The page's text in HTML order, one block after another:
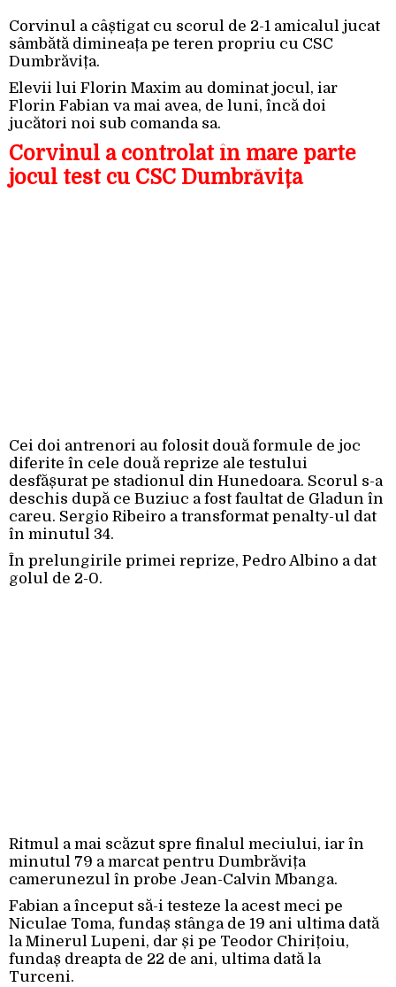
Corvinul a câștigat cu scorul de 2-1 amicalul jucat
sâmbătă dimineața pe teren propriu cu CSC
Dumbrăvița.
Elevii lui Florin Maxim au dominat jocul, iar
Florin Fabian va mai avea, de luni, încă doi
jucători noi sub comanda sa.
Corvinul a controlat în mare parte
jocul test cu CSC Dumbrăvița
Cei doi antrenori au folosit două formule de joc
diferite în cele două reprize ale testului
desfășurat pe stadionul din Hunedoara. Scorul s-a
deschis după ce Buziuc a fost faultat de Gladun în
careu. Sergio Ribeiro a transformat penalty-ul dat
în minutul 34.
În prelungirile primei reprize, Pedro Albino a dat
golul de 2-0.
Ritmul a mai scăzut spre finalul meciului, iar în
minutul 79 a marcat pentru Dumbrăvița
camerunezul în probe Jean-Calvin Mbanga.
Fabian a început să-i testeze la acest meci pe
Niculae Toma, fundaș stânga de 19 ani ultima dată
la Minerul Lupeni, dar și pe Teodor Chirițoiu,
fundaș dreapta de 22 de ani, ultima dată la
Turceni.